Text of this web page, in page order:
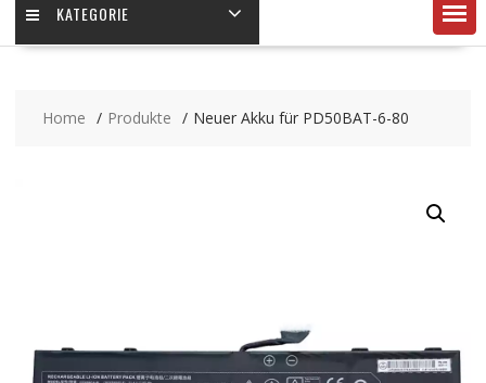
KATEGORIE
Home Produkte Neuer Akku für PD50BAT-6-80